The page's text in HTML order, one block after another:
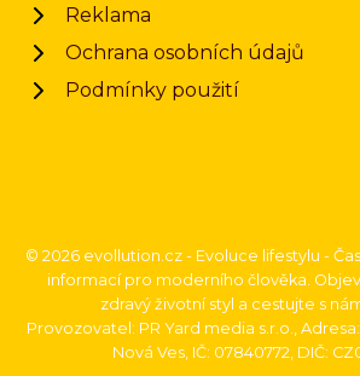
Reklama
Ochrana osobních údajů
Podmínky použití
© 2026 evollution.cz - Evoluce lifestylu -
informací pro moderního člověka.
zdravý životní styl a cestujte s
Provozovatel: PR Yard media s.r.o., Adresa:
Nová Ves, IČ: 07840772, DIČ: